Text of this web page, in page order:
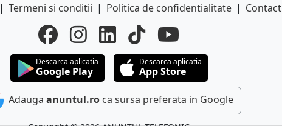
| Termeni si conditii | Politica de confidentialitate | Contact
Descarca aplicatia
Google Play
Descarca aplicatia
App Store
Adauga anuntul.ro ca sursa preferata in Google